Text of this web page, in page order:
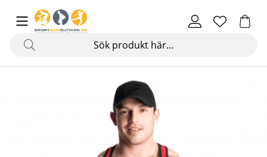
Produktbilder Vintage T-back, chili red